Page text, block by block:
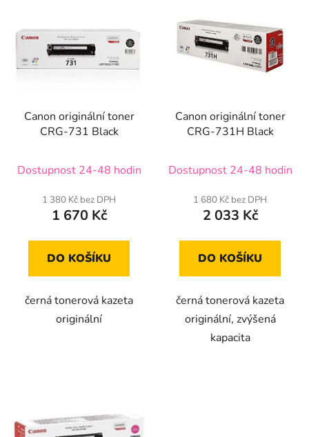
Canon originální toner
CRG-731 Black
Dostupnost 24-48 hodin
1 380 Kč bez DPH
1 670 Kč
DO KOŠÍKU
černá tonerová kazeta
originální
Canon originální toner
CRG-731H Black
Dostupnost 24-48 hodin
1 680 Kč bez DPH
2 033 Kč
DO KOŠÍKU
černá tonerová kazeta
originální, zvýšená
kapacita